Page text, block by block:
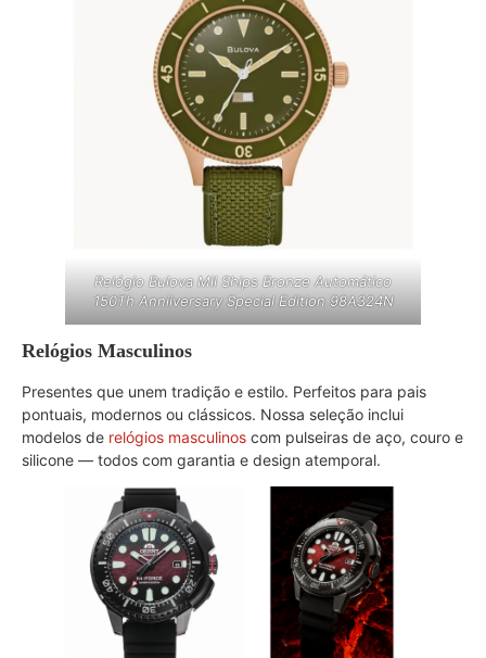
Relógio Bulova Mil Ships Bronze Automático
150Th Anniiversary Special Edition 98A324N
Relógios Masculinos
Presentes que unem tradição e estilo. Perfeitos para pais
pontuais, modernos ou clássicos. Nossa seleção inclui
modelos de relógios masculinos com pulseiras de aço, couro e
silicone — todos com garantia e design atemporal.